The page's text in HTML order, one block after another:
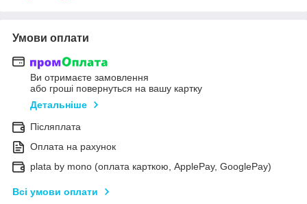
Умови оплати
Ви отримаєте замовлення
або гроші повернуться на вашу картку
Детальніше
Післяплата
Оплата на рахунок
plata by mono (оплата карткою, ApplePay, GooglePay)
Всі умови оплати